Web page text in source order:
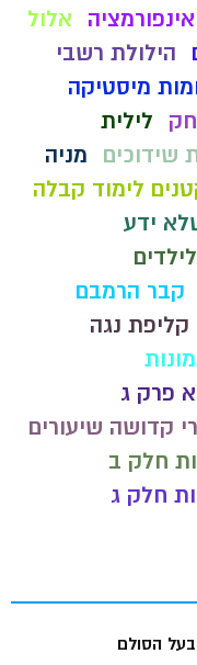
אינפורמציה
אלול
הילולת רשבי
מיסטיקה
לילית
שידוכים
מניה
לימוד קבלה
ידע
קבר הרמבם
קליפת נגה
פרק ג
קדושה שיעורים
חלק ב
חלק ג
בעל הסולם